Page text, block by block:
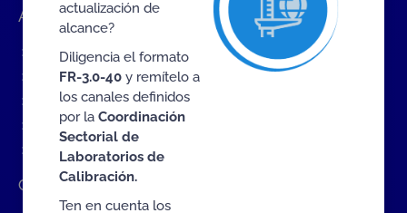
Accesos rápidos
Eventos
Tarifas MIT
Servicios de ONAC
Acredítate con ONAC
Documentos
Contratación de Bienes y Servicios
actualización de
alcance?
Diligencia el formato
FR-3.0-40y remítelo a
los canales definidos
por la Coordinación
Sectorial de
Laboratorios de
Calibración.
Ten en cuenta los